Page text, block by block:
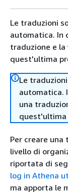
Le traduzioni
automatica. In
traduzione e la
quest'ultima
Le
automatica.
una
quest'ultima
Per creare
livello di
riportata di
log in Athena
ma apporta le